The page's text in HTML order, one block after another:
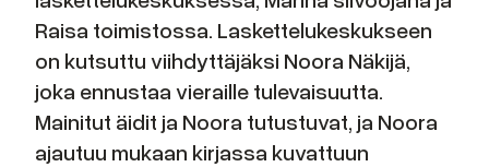
Raisa toimistossa. Laskettelukeskukseen
on kutsuttu viihdyttäjäksi Noora Näkijä,
joka ennustaa vieraille tulevaisuutta.
Mainitut äidit ja Noora tutustuvat, ja Noora
ajautuu mukaan kirjassa kuvattuun